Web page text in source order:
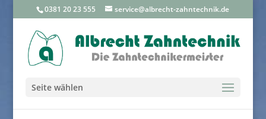
0381 20 23 555 service@albrecht-zahntechnik.de
Seite wählen